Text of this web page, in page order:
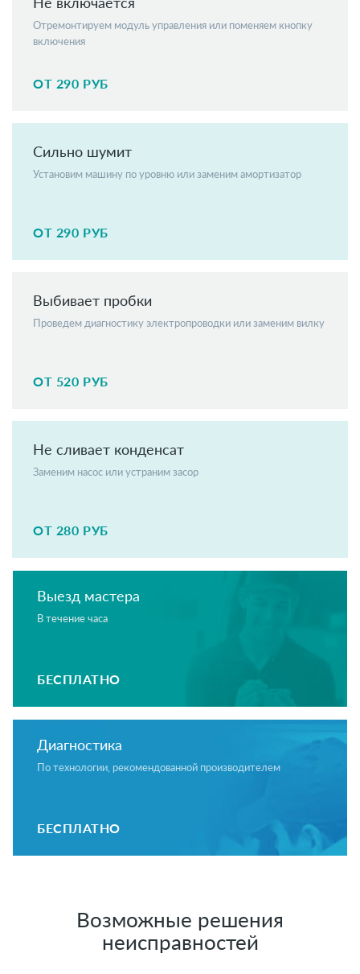
Отремонтируем модуль управления или поменяем кнопку
включения
ОТ 290 РУБ
Сильно шумит
Установим машину по уровню или заменим амортизатор
ОТ 290 РУБ
Выбивает пробки
Проведем диагностику электропроводки или заменим вилку
ОТ 520 РУБ
Не сливает конденсат
Заменим насос или устраним засор
ОТ 280 РУБ
Выезд мастера
В течение часа
БЕСПЛАТНО
Диагностика
По технологии, рекомендованной производителем
БЕСПЛАТНО
Возможные решения
неисправностей